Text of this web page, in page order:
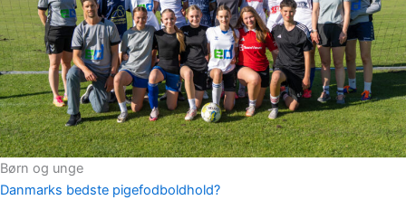
Børn og unge
Danmarks bedste pigefodboldhold?